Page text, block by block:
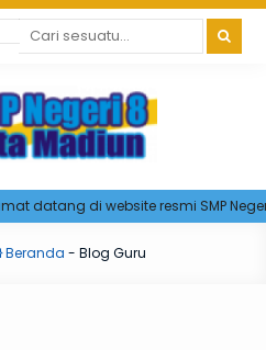
datang di website resmi SMP Negeri 8
Beranda - Blog Guru